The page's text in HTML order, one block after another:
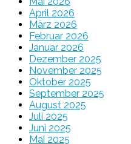
April 2026
März 2026
Februar 2026
Januar 2026
Dezember 2025
November 2025
Oktober 2025
September 2025
August 2025
Juli 2025
Juni 2025
Mai 2025